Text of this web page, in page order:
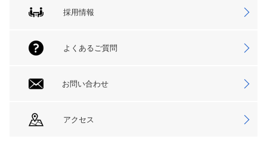
採用情報
よくあるご質問
お問い合わせ
アクセス